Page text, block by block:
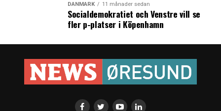
DANMARK 11 månader sedan
Socialdemokratiet och Venstre vill se
fler p-platser i Köpenhamn